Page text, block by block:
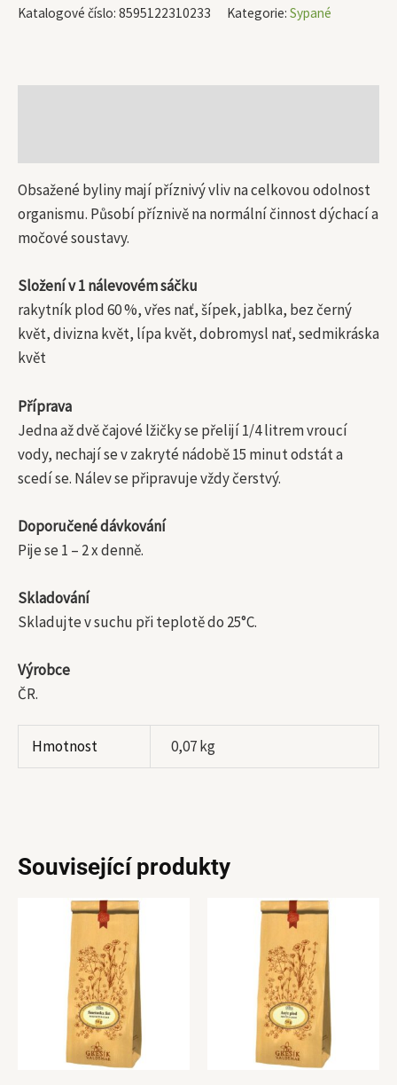
Katalogové číslo: 8595122310233 Kategorie: Sypané
Obsažené byliny mají příznivý vliv na celkovou odolnost
organismu. Působí příznivě na normální činnost dýchací a
močové soustavy.
Složení v 1 nálevovém sáčku
rakytník plod 60 %, vřes nať, šípek, jablka, bez černý
květ, divizna květ, lípa květ, dobromysl nať, sedmikráska
květ
Příprava
Jedna až dvě čajové lžičky se přelijí 1/4 litrem vroucí
vody, nechají se v zakryté nádobě 15 minut odstát a
scedí se. Nálev se připravuje vždy čerstvý.
Doporučené dávkování
Pije se 1 – 2 x denně.
Skladování
Skladujte v suchu při teplotě do 25°C.
Výrobce
ČR.
Hmotnost 0,07 kg
Související produkty